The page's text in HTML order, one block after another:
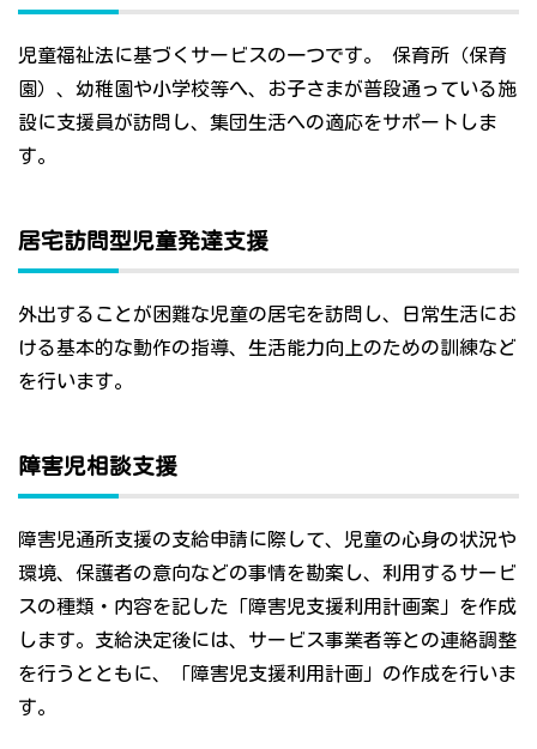
児童福祉法に基づくサービスの一つです。 保育所（保育
園）、幼稚園や小学校等へ、お子さまが普段通っている施
設に支援員が訪問し、集団生活への適応をサポートしま
す。
居宅訪問型児童発達支援
外出することが困難な児童の居宅を訪問し、日常生活にお
ける基本的な動作の指導、生活能力向上のための訓練など
を行います。
障害児相談支援
障害児通所支援の支給申請に際して、児童の心身の状況や
環境、保護者の意向などの事情を勘案し、利用するサービ
スの種類・内容を記した「障害児支援利用計画案」を作成
します。支給決定後には、サービス事業者等との連絡調整
を行うとともに、「障害児支援利用計画」の作成を行いま
す。